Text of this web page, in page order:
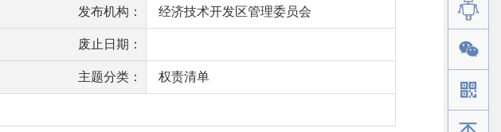
发布机构： 经济技术开发区管理委员会
废止日期：
主题分类： 权责清单
手机版